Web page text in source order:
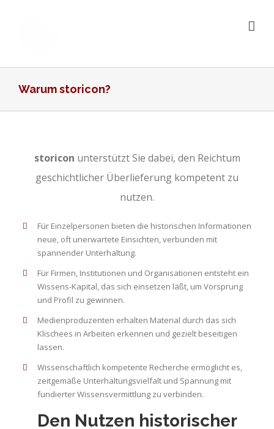
Warum storicon?
storicon unterstützt Sie dabei, den Reichtum
geschichtlicher Überlieferung kompetent zu
nutzen.
Für Einzelpersonen bieten die historischen Informationen
neue, oft unerwartete Einsichten, verbunden mit
spannender Unterhaltung.
Für Firmen, Institutionen und Organisationen entsteht ein
Wissens-Kapital, das sich einsetzen läßt, um Vorsprung
und Profil zu gewinnen.
Medienproduzenten erhalten Material durch das sich
Klischees in Arbeiten erkennen und gezielt beseitigen
lassen.
Wissenschaftlich kompetente Recherche ermöglicht es,
zeitgemäße Unterhaltungsvielfalt und Spannung mit
fundierter Wissensvermittlung zu verbinden.
Den Nutzen historischer